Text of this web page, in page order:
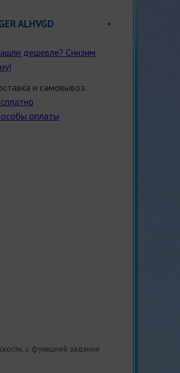
ALHVGD
дешевле? Снизим
и самовывоз:
оплаты
с функцией задания